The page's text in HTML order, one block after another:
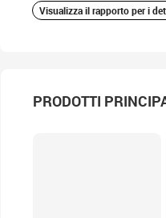
Visualizza il rapporto per i
PRODOTTI